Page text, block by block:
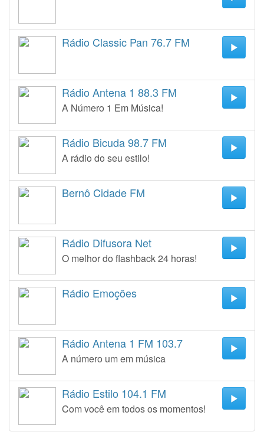
Rádio Classic Pan 76.7 FM
Rádio Antena 1 88.3 FM
A Número 1 Em Música!
Rádio Bicuda 98.7 FM
A rádio do seu estilo!
Bernô Cidade FM
Rádio Difusora Net
O melhor do flashback 24 horas!
Rádio Emoções
Rádio Antena 1 FM 103.7
A número um em música
Rádio Estilo 104.1 FM
Com você em todos os momentos!